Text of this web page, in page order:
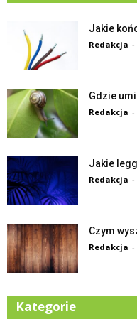
Jakie
Redakcja -
Gdzie
Redakcja -
Jakie
Redakcja -
Czym
Redakcja -
Kategorie